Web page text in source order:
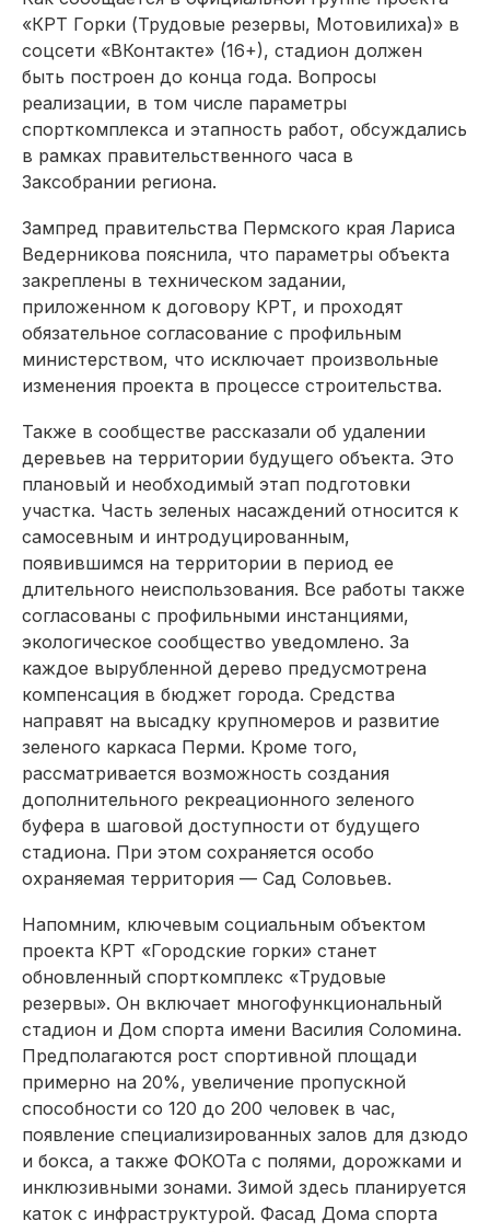
«КРТ Горки (Трудовые резервы, Мотовилиха)» в
соцсети «ВКонтакте» (16+), стадион должен
быть построен до конца года. Вопросы
реализации, в том числе параметры
спорткомплекса и этапность работ, обсуждались
в рамках правительственного часа в
Заксобрании региона.
Зампред правительства Пермского края Лариса
Ведерникова пояснила, что параметры объекта
закреплены в техническом задании,
приложенном к договору КРТ, и проходят
обязательное согласование с профильным
министерством, что исключает произвольные
изменения проекта в процессе строительства.
Также в сообществе рассказали об удалении
деревьев на территории будущего объекта. Это
плановый и необходимый этап подготовки
участка. Часть зеленых насаждений относится к
самосевным и интродуцированным,
появившимся на территории в период ее
длительного неиспользования. Все работы также
согласованы с профильными инстанциями,
экологическое сообщество уведомлено. За
каждое вырубленной дерево предусмотрена
компенсация в бюджет города. Средства
направят на высадку крупномеров и развитие
зеленого каркаса Перми. Кроме того,
рассматривается возможность создания
дополнительного рекреационного зеленого
буфера в шаговой доступности от будущего
стадиона. При этом сохраняется особо
охраняемая территория — Сад Соловьев.
Напомним, ключевым социальным объектом
проекта КРТ «Городские горки» станет
обновленный спорткомплекс «Трудовые
резервы». Он включает многофункциональный
стадион и Дом спорта имени Василия Соломина.
Предполагаются рост спортивной площади
примерно на 20%, увеличение пропускной
способности со 120 до 200 человек в час,
появление специализированных залов для дзюдо
и бокса, а также ФОКОТа с полями, дорожками и
инклюзивными зонами. Зимой здесь планируется
каток с инфраструктурой. Фасад Дома спорта